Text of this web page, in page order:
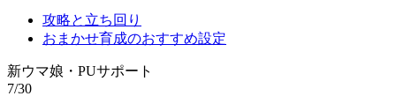
攻略と立ち回り
おまかせ育成のおすすめ設定
新ウマ娘・PUサポート
7/30